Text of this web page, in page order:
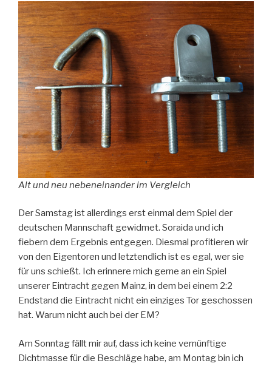
Alt und neu nebeneinander im Vergleich
Der Samstag ist allerdings erst einmal dem Spiel der
deutschen Mannschaft gewidmet. Soraida und ich
fiebern dem Ergebnis entgegen. Diesmal profitieren wir
von den Eigentoren und letztendlich ist es egal, wer sie
für uns schießt. Ich erinnere mich gerne an ein Spiel
unserer Eintracht gegen Mainz, in dem bei einem 2:2
Endstand die Eintracht nicht ein einziges Tor geschossen
hat. Warum nicht auch bei der EM?
Am Sonntag fällt mir auf, dass ich keine vernünftige
Dichtmasse für die Beschläge habe, am Montag bin ich